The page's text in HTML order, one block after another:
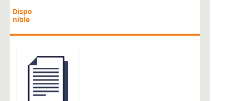
Dispo
nible